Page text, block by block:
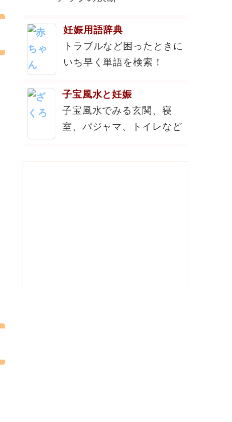
妊娠用語辞典
トラブルなど困ったときに
いち早く単語を検索！
子宝風水と妊娠
子宝風水でみる玄関、寝
室、パジャマ、トイレなど